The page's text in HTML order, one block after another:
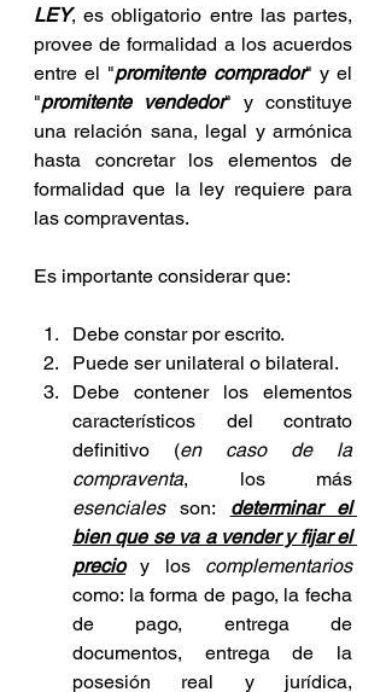
LEY, es obligatorio entre las partes,
provee de formalidad a los acuerdos
entre el "promitente comprador" y el
"promitente vendedor" y constituye
una relación sana, legal y armónica
hasta concretar los elementos de
formalidad que la ley requiere para
las compraventas.
Es importante considerar que:
Debe constar por escrito.
Puede ser unilateral o bilateral.
Debe contener los elementos
característicos del contrato
definitivo (en caso de la
compraventa
esenciales son: determinar el
bien que se va a vender y fijar el
precio y los complementarios
como: la forma de pago, la fecha
de pago, entrega de
documentos, entrega de la
posesión real y jurídica,